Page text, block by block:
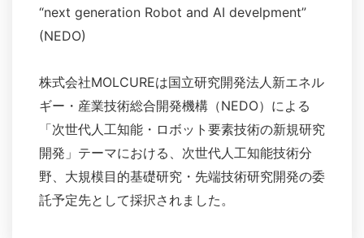
“next generation Robot and AI develpment”
(NEDO)
株式会社MOLCUREは国立研究開発法人新エネル
ギー・産業技術総合開発機構（NEDO）による
「次世代人工知能・ロボット要素技術の新規研究
開発」テーマにおける、次世代人工知能技術分
野、大規模目的基礎研究・先端技術研究開発の委
託予定先として採択されました。